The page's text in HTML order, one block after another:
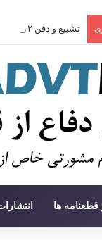
تشییع و دفن ۱۱۲ شهید در غزه پس از سه سال
قطعنامه ها